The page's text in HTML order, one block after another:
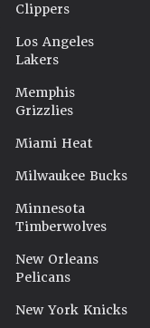
Clippers
Los Angeles
Lakers
Memphis
Grizzlies
Miami Heat
Milwaukee Bucks
Minnesota
Timberwolves
New Orleans
Pelicans
New York Knicks